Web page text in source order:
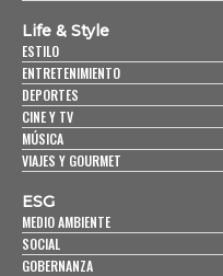
Life & Style
ESTILO
ENTRETENIMIENTO
DEPORTES
CINE Y TV
MÚSICA
VIAJES Y GOURMET
ESG
MEDIO AMBIENTE
SOCIAL
GOBERNANZA